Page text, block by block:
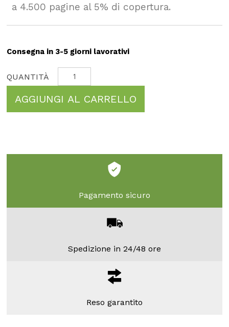
a 4.500 pagine al 5% di copertura.
Consegna in 3-5 giorni lavorativi
AGGIUNGI AL CARRELLO
Pagamento sicuro
Spedizione in 24/48 ore
Reso garantito